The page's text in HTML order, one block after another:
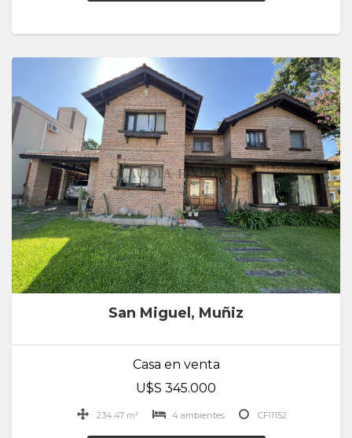
San Miguel, Muñiz
Casa en venta
U$S 345.000
234.47 m² 4 ambientes CFI1152